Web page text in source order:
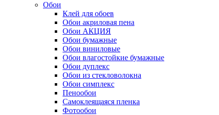
Обои
Клей для обоев
Обои акриловая пена
Обои АКЦИЯ
Обои бумажные
Обои виниловые
Обои влагостойкие бумажные
Обои дуплекс
Обои из стекловолокна
Обои симплекс
Пенообои
Самоклеящаяся пленка
Фотообои